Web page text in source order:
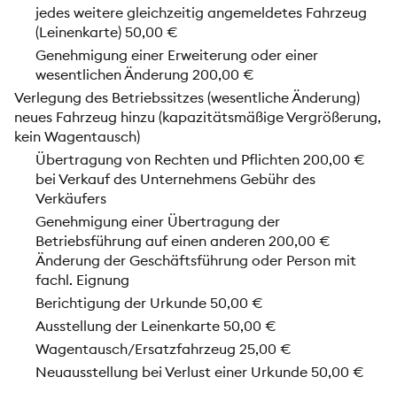
jedes weitere gleichzeitig angemeldetes Fahrzeug
(Leinenkarte) 50,00 €
Genehmigung einer Erweiterung oder einer
wesentlichen Änderung 200,00 €
Verlegung des Betriebssitzes (wesentliche Änderung)
neues Fahrzeug hinzu (kapazitätsmäßige Vergrößerung,
kein Wagentausch)
Übertragung von Rechten und Pflichten 200,00 €
bei Verkauf des Unternehmens Gebühr des
Verkäufers
Genehmigung einer Übertragung der
Betriebsführung auf einen anderen 200,00 €
Änderung der Geschäftsführung oder Person mit
fachl. Eignung
Berichtigung der Urkunde 50,00 €
Ausstellung der Leinenkarte 50,00 €
Wagentausch/Ersatzfahrzeug 25,00 €
Neuausstellung bei Verlust einer Urkunde 50,00 €